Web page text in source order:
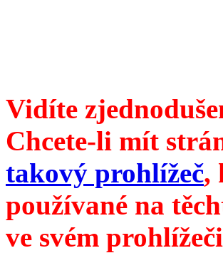
Vidíte
Chcete-li mít
takový prohlížeč,
používané na
ve svém